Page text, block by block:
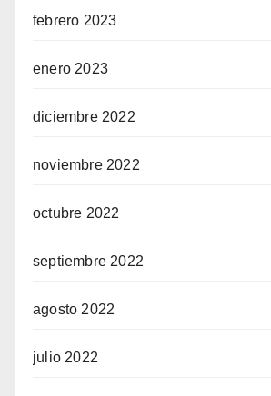
febrero 2023
enero 2023
diciembre 2022
noviembre 2022
octubre 2022
septiembre 2022
agosto 2022
julio 2022